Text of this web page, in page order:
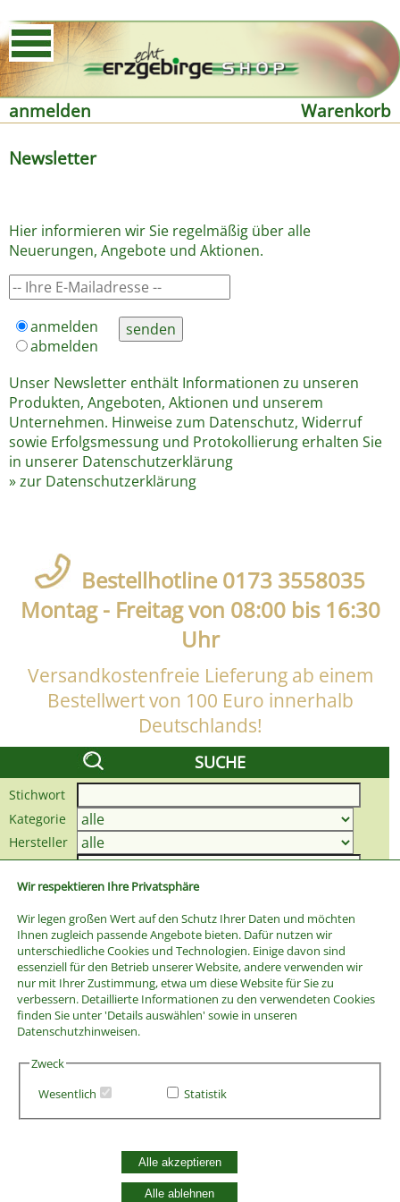
Wir respektieren Ihre Privatsphäre
Wir legen großen Wert auf den Schutz Ihrer Daten und möchten
Ihnen zugleich passende Angebote bieten. Dafür nutzen wir
unterschiedliche Cookies und Technologien. Einige davon sind
essenziell für den Betrieb unserer Website, andere verwenden wir
nur mit Ihrer Zustimmung, etwa um diese Website für Sie zu
verbessern. Detaillierte Informationen zu den verwendeten Cookies
finden Sie unter 'Details auswählen' sowie in unseren
Datenschutzhinweisen.
Zweck
Wesentlich
Statistik
Alle akzeptieren
Alle ablehnen
anmelden
Warenkorb
Newsletter
Hier informieren wir Sie regelmäßig über alle
Neuerungen, Angebote und Aktionen.
anmelden
abmelden
Unser Newsletter enthält Informationen zu unseren
Produkten, Angeboten, Aktionen und unserem
Unternehmen. Hinweise zum Datenschutz, Widerruf
sowie Erfolgsmessung und Protokollierung erhalten Sie
in unserer Datenschutzerklärung
» zur Datenschutzerklärung
Bestellhotline 0173 3558035
Montag - Freitag von 08:00 bis 16:30
Uhr
Versandkostenfreie Lieferung ab einem
Bestellwert von 100 Euro innerhalb
Deutschlands!
SUCHE
Stichwort
Kategorie
Hersteller
Preis bis
Widerrufsbelehrung
Vertrag widerrufen